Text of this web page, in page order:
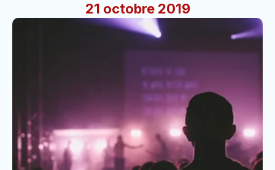
21 octobre 2019